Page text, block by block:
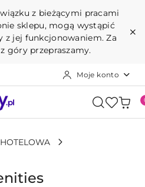
z bieżącymi pracami
sklepu, mogą wystąpić
z jej funkcjonowaniem. Za
góry przepraszamy.
Moje konto